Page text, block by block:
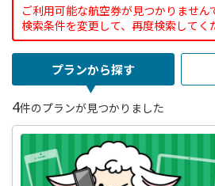
ご利用可能な航空券が見つかりません
検索条件を変更して、再度検索してく
プランから探す
4件のプランが見つかりました